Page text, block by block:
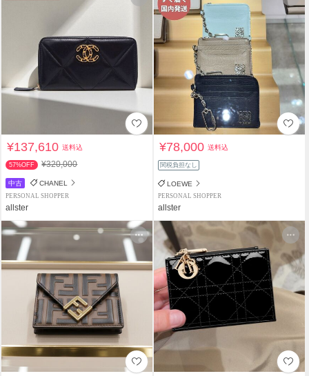
¥137,610送料込
57%OFF ¥320,000
中古 CHANEL
PERSONAL SHOPPER
allster
¥78,000送料込
関税負担なし
LOEWE
PERSONAL SHOPPER
allster